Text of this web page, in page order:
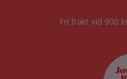
Fri frakt vid 900